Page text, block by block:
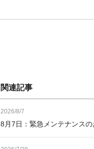
関連記事
2026/8/7
8月7日：緊急メンテナンス